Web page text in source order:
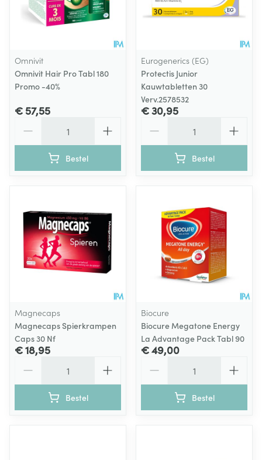
Omnivit
Omnivit Hair Pro Tabl 180
Promo -40%
€ 57,55
Bestel
Eurogenerics (EG)
Protectis Junior
Kauwtabletten 30
Verv.2578532
€ 30,95
Bestel
Magnecaps
Magnecaps Spierkrampen
Caps 30 Nf
€ 18,95
Bestel
Biocure
Biocure Megatone Energy
La Advantage Pack Tabl 90
€ 49,00
Bestel